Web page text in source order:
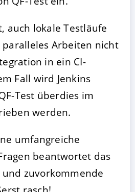
auch lokale Testläufe
paralleles Arbeiten nicht
in ein CI-
Fall wird Jenkins
Test überdies im
werden.
umfangreiche
beantwortet das
zuvorkommende